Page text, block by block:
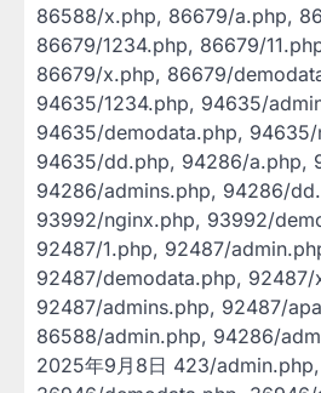
86588/x.php, 86679/a.php,
86679/1234.php, 86679/
86679/x.php, 86679/
94635/1234.php, 94635/
94635/demodata.php,
94635/dd.php, 94286/a.php,
94286/admins.php, 94286/
93992/nginx.php, 93992/
92487/1.php, 92487/
92487/demodata.php, 92487/
92487/admins.php, 92487/
86588/admin.php, 94286/
2025年9月8日 423/